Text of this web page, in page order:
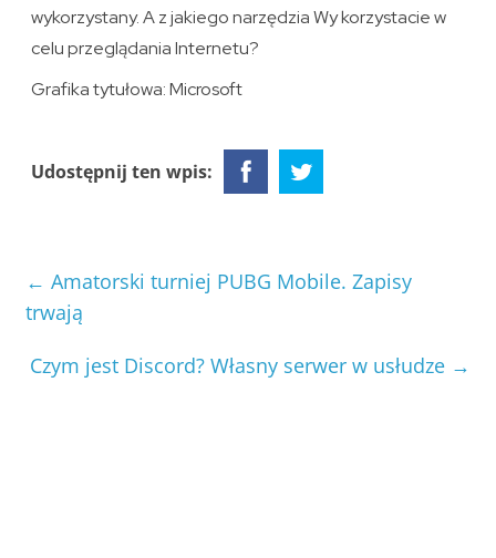
wykorzystany. A z jakiego narzędzia Wy korzystacie w
celu przeglądania Internetu?
Grafika tytułowa: Microsoft
Udostępnij ten wpis:
← Amatorski turniej PUBG Mobile. Zapisy
trwają
Czym jest Discord? Własny serwer w usłudze →